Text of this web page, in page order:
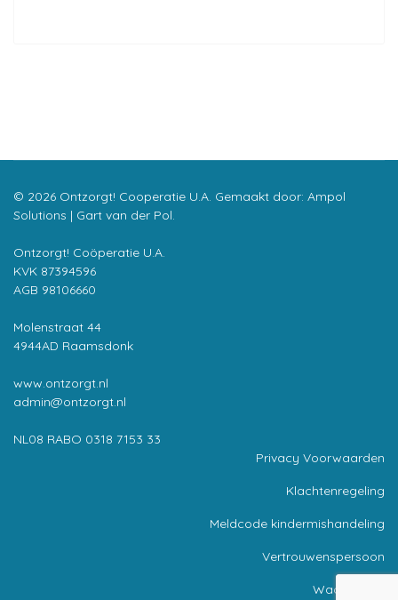
© 2026 Ontzorgt! Cooperatie U.A. Gemaakt door: Ampol
Solutions | Gart van der Pol.
Ontzorgt! Coöperatie U.A.
KVK 87394596
AGB 98106660
Molenstraat 44
4944AD Raamsdonk
www.ontzorgt.nl
admin@ontzorgt.nl
NL08 RABO 0318 7153 33
Privacy Voorwaarden
Klachtenregeling
Meldcode kindermishandeling
Vertrouwenspersoon
Wachttijden